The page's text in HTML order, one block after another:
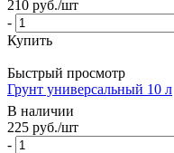
210 руб./шт
-
Купить
Быстрый просмотр
Грунт универсальный 10 л
В наличии
225 руб./шт
-